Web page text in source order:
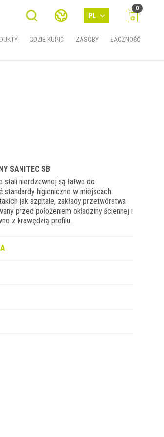
PL
0
GDZIE KUPIĆ ZASOBY ŁĄCZNOŚĆ
SANITEC SB
stali nierdzewnej są łatwe do
standardy higieniczne w miejscach
jak szpitale, zakłady przetwórstwa
przed położeniem okładziny ściennej i
z krawędzią profilu.